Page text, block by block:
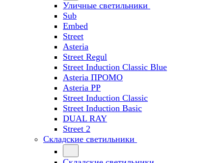
Уличные светильники
Sub
Embed
Street
Asteria
Street Regul
Street Induction Classic Blue
Asteria ПРОМО
Asteria PP
Street Induction Classic
Street Induction Basic
DUAL RAY
Street 2
Складские светильники